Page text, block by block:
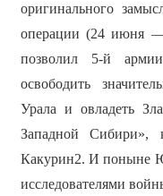
оригинального
операции (24 июня
позволил 5-й
освободить
Урала и овладеть
Западной Сибири»,
Какурин2. И поныне
исследователями